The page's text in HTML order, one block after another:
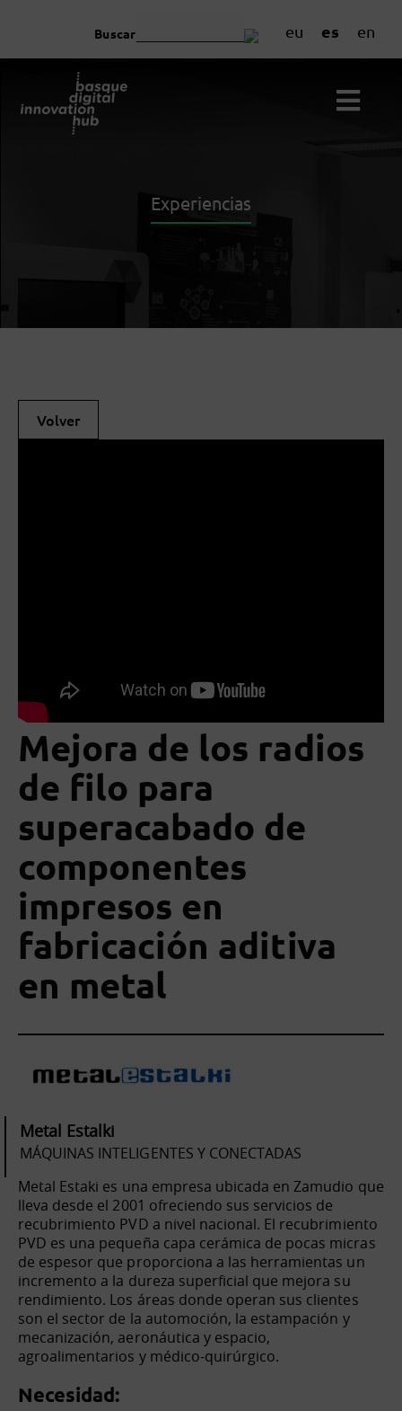
eu es en
Buscar
Experiencias
Volver
Mejora de los radios
de filo para
superacabado de
componentes
impresos en
fabricación aditiva
en metal
Metal Estalki
MÁQUINAS INTELIGENTES Y CONECTADAS
Metal Estaki es una empresa ubicada en Zamudio que
lleva desde el 2001 ofreciendo sus servicios de
recubrimiento PVD a nivel nacional. El recubrimiento
PVD es una pequeña capa cerámica de pocas micras
de espesor que proporciona a las herramientas un
incremento a la dureza superficial que mejora su
rendimiento. Los áreas donde operan sus clientes
son el sector de la automoción, la estampación y
mecanización, aeronáutica y espacio,
agroalimentarios y médico-quirúrgico.
Necesidad: